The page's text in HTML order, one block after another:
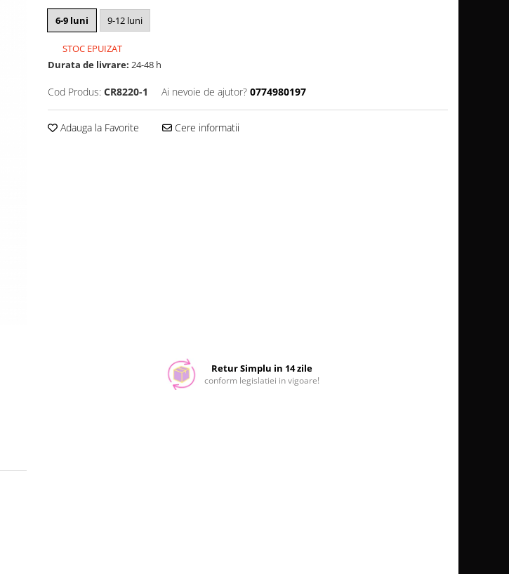
6-9 luni 9-12 luni
STOC EPUIZAT
Durata de livrare: 24-48 h
Cod Produs: CR8220-1 Ai nevoie de ajutor? 0774980197
Adauga la Favorite Cere informatii
Retur Simplu in 14 zile
conform legislatiei in vigoare!